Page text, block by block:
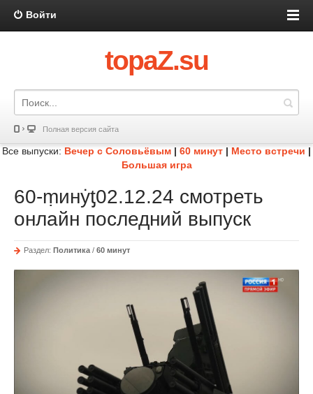
Войти
topaZ.su
Полная версия сайта
Все выпуски: Вечер с Соловьёвым | 60 минут | Место встречи |
Большая игра
60-ṃинẏƫ02.12.24 смотреть
онлайн последний выпуск
Раздел: Политика / 60 минут